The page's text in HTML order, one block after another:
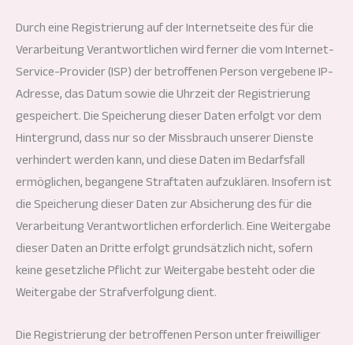
Durch eine Registrierung auf der Internetseite des für die
Verarbeitung Verantwortlichen wird ferner die vom Internet-
Service-Provider (ISP) der betroffenen Person vergebene IP-
Adresse, das Datum sowie die Uhrzeit der Registrierung
gespeichert. Die Speicherung dieser Daten erfolgt vor dem
Hintergrund, dass nur so der Missbrauch unserer Dienste
verhindert werden kann, und diese Daten im Bedarfsfall
ermöglichen, begangene Straftaten aufzuklären. Insofern ist
die Speicherung dieser Daten zur Absicherung des für die
Verarbeitung Verantwortlichen erforderlich. Eine Weitergabe
dieser Daten an Dritte erfolgt grundsätzlich nicht, sofern
keine gesetzliche Pflicht zur Weitergabe besteht oder die
Weitergabe der Strafverfolgung dient.
Die Registrierung der betroffenen Person unter freiwilliger